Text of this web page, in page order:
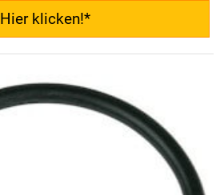
Hier klicken!*